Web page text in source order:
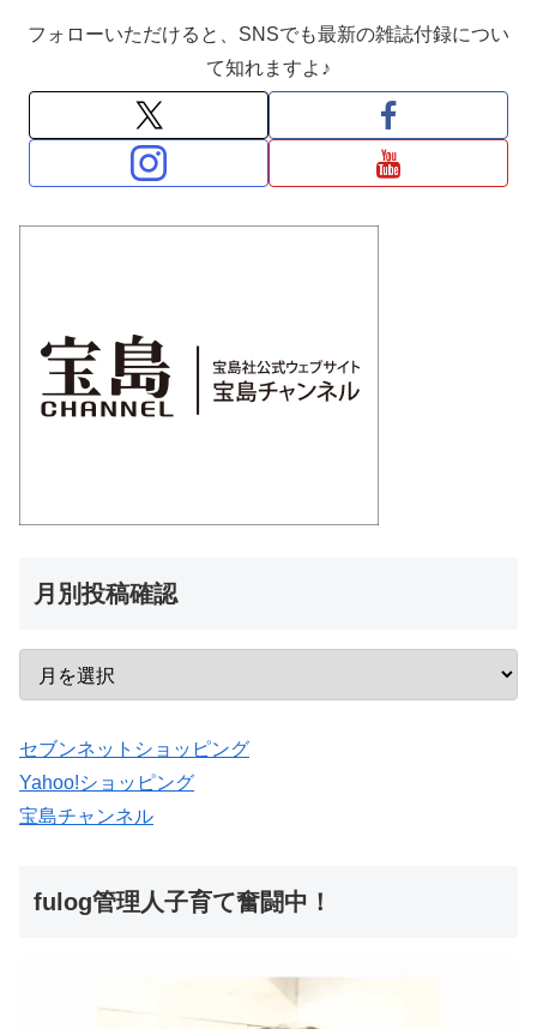
フォローいただけると、SNSでも最新の雑誌付録につい
て知れますよ♪
月別投稿確認
セブンネットショッピング
Yahoo!ショッピング
宝島チャンネル
fulog管理人子育て奮闘中！